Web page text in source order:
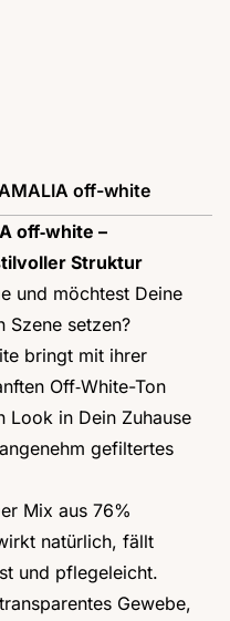
off-white
off‑white –
Struktur
und möchtest Deine
Szene setzen?
bringt mit ihrer
Off‑White-Ton
Look in Dein Zuhause
gefiltertes
Mix aus 76%
natürlich, fällt
und pflegeleicht.
Gewebe,